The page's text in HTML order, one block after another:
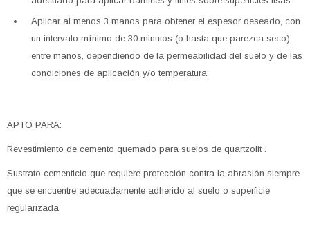
Aplicar al menos 3 manos para obtener el espesor deseado, con
un intervalo mínimo de 30 minutos (o hasta que parezca seco)
entre manos, dependiendo de la permeabilidad del suelo y de las
condiciones de aplicación y/o temperatura.
APTO PARA:
Revestimiento de cemento quemado para suelos de quartzolit .
Sustrato cementicio que requiere protección contra la abrasión siempre
que se encuentre adecuadamente adherido al suelo o superficie
regularizada.